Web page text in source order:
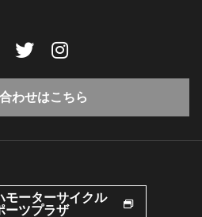
わせはこちら
モーターサイクル
ーツプラザ